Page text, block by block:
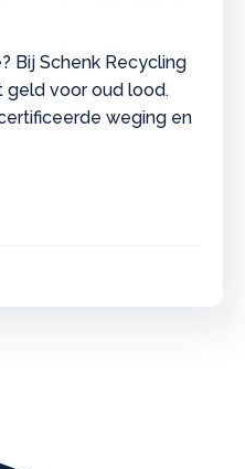
Bij Schenk Recycling
geld voor oud lood.
weging en